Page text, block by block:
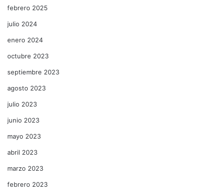
febrero 2025
julio 2024
enero 2024
octubre 2023
septiembre 2023
agosto 2023
julio 2023
junio 2023
mayo 2023
abril 2023
marzo 2023
febrero 2023